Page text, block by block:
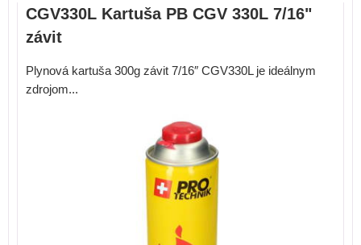
CGV330L Kartuša PB CGV 330L 7/16"
závit
Plynová kartuša 300g závit 7/16″ CGV330L je ideálnym
zdrojom...